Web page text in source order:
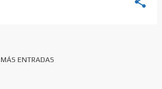
MÁS ENTRADAS